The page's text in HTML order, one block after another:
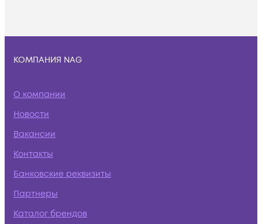
КОМПАНИЯ NAG
О компании
Новости
Вакансии
Контакты
Банковские реквизиты
Партнеры
Каталог брендов